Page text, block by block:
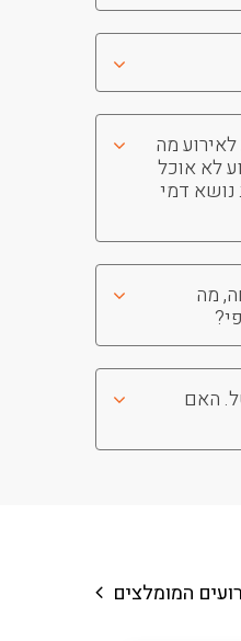
מה
לא אוכל
נושא דמי
מה
האם
המומלצים